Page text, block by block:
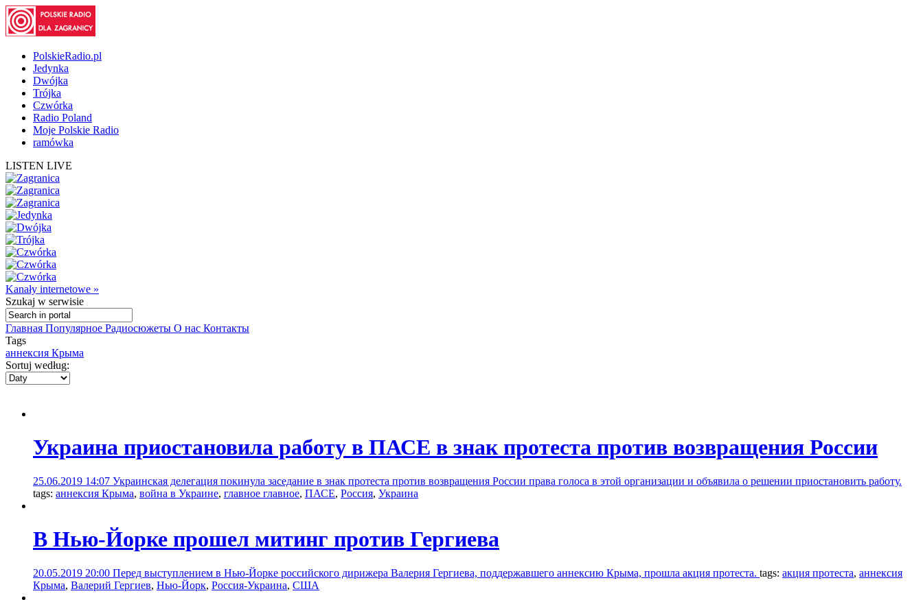
PolskieRadio.pl
Jedynka
Dwójka
Trójka
Czwórka
Radio Poland
Moje Polskie Radio
ramówka
LISTEN LIVE
Kanały internetowe »
Szukaj w serwisie
Главная Популярное Радиосюжеты О нас Контакты
Tags
аннексия Крыма
Sortuj według:
Украина приостановила работу в ПАСЕ в знак протеста против возвращения России
25.06.2019 14:07 Украинская делегация покинула заседание в знак протеста против возвращения России права голоса в этой организации и объявила о решении приостановить работу.
tags: аннексия Крыма, война в Украине, главное главное, ПАСЕ, Россия, Украина
В Нью-Йорке прошел митинг против Гергиева
20.05.2019 20:00 Перед выступлением в Нью-Йорке российского дирижера Валерия Гергиева, поддержавшего аннексию Крыма, прошла акция протеста. tags: акция протеста, аннексия
Крыма, Валерий Гергиев, Нью-Йорк, Россия-Украина, США